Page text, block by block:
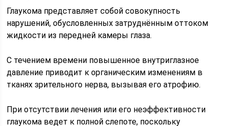
Глаукома представляет собой совокупность
нарушений, обусловленных затруднённым оттоком
жидкости из передней камеры глаза.
С течением времени повышенное внутриглазное
давление приводит к органическим изменениям в
тканях зрительного нерва, вызывая его атрофию.
При отсутствии лечения или его неэффективности
глаукома ведет к полной слепоте, поскольку